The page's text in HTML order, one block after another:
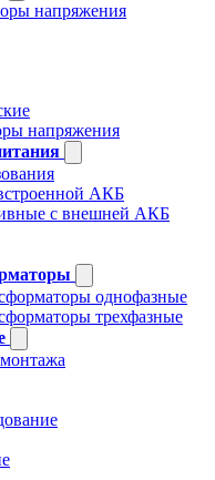
напряжения
напряжения
АКБ
с внешней АКБ
однофазные
трехфазные